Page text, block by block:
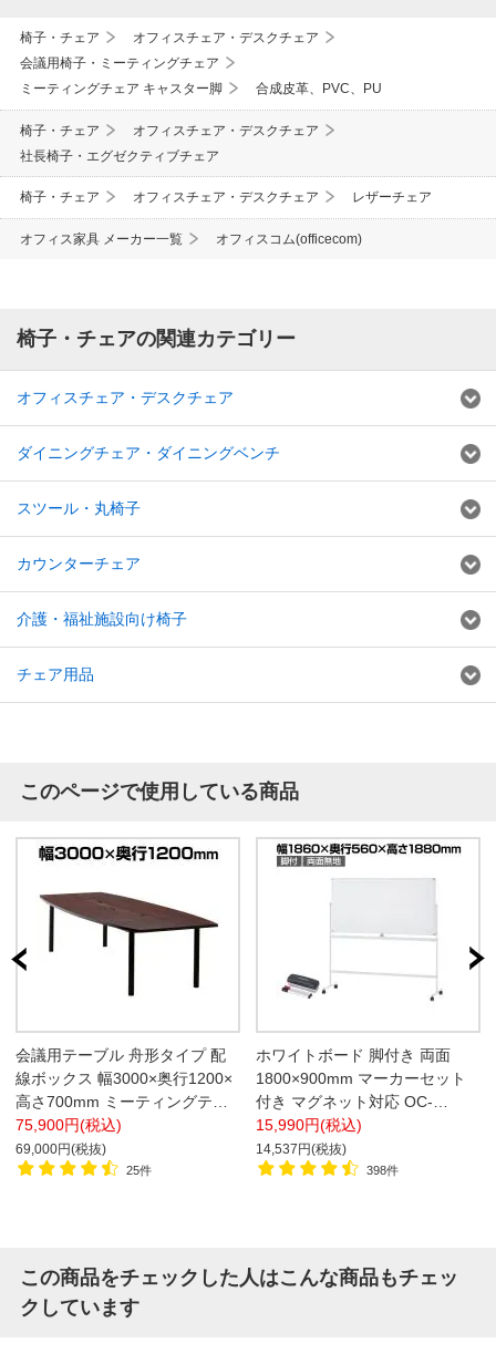
椅子・チェア
オフィスチェア・デスクチェア
会議用椅子・ミーティングチェア
ミーティングチェア キャスター脚
合成皮革、PVC、PU
椅子・チェア
オフィスチェア・デスクチェア
社長椅子・エグゼクティブチェア
椅子・チェア オフィスチェア・デスクチェア レザーチェア
オフィス家具 メーカー一覧 オフィスコム(officecom)
椅子・チェアの関連カテゴリー
オフィスチェア・デスクチェア
ダイニングチェア・ダイニングベンチ
スツール・丸椅子
カウンターチェア
介護・福祉施設向け椅子
チェア用品
このページで使用している商品
会議用テーブル 舟形タイプ 配
線ボックス 幅3000×奥行1200×
高さ700mm ミーティングテー
ブル 応接テーブル 商談テーブ
ル
75,900円(税込)
69,000円(税抜)
25件
ホワイトボード 脚付き 両面
1800×900mm マーカーセット
付き マグネット対応 OC-
WB1890R2 白板
15,990円(税込)
14,537円(税抜)
398件
この商品をチェックした人はこんな商品もチェッ
クしています